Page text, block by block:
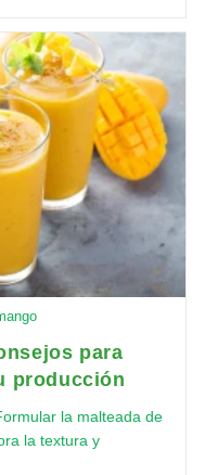
para
producción
la malteada de
la textura y